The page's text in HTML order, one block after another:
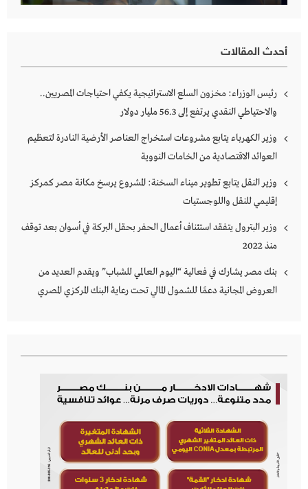
أحدث المقالات
رئيس الوزراء: مخزون السلع الاستراتيجية يكفي احتياجات المصريين..
والاحتياطي النقدي يرتفع إلى 56.3 مليار دولار
وزير الكهرباء يتابع مشروعات استخراج العناصر الأرضية النادرة لتعظيم
العوائد الاقتصادية من الخامات النووية
وزير النقل يتابع تطوير ميناء السخنة: المشروع يرسخ مكانة مصر كمركز
إقليمي للنقل واللوجستيات
وزير البترول يتفقد استئناف أعمال الحفر بحقل البركة في أسوان بعد توقف
منذ 2022
بنك مصر يشارك في فعالية “اليوم العالمي للشباب” ويقدم العديد من
العروض المجانية دعمًا للشمول المالي تحت رعاية البنك المركزي المصري